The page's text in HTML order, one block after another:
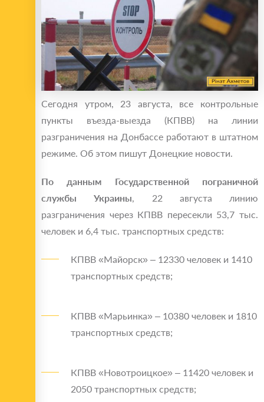
Сегодня утром, 23 августа, все контрольные
пункты въезда-выезда (КПВВ) на линии
разграничения на Донбассе работают в штатном
режиме. Об этом пишут Донецкие новости.
По данным Государственной пограничной
службы Украины, 22 августа линию
разграничения через КПВВ пересекли 53,7 тыс.
человек и 6,4 тыс. транспортных средств:
КПВВ «Майорск» – 12330 человек и 1410
транспортных средств;
КПВВ «Марьинка» – 10380 человек и 1810
транспортных средств;
КПВВ «Новотроицкое» – 11420 человек и
2050 транспортных средств;